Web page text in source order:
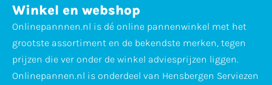
Winkel en webshop
Onlinepannnen.nl is dé online pannenwinkel met het
grootste assortiment en de bekendste merken, tegen
prijzen die ver onder de winkel adviesprijzen liggen.
Onlinepannen.nl is onderdeel van Hensbergen Serviezen